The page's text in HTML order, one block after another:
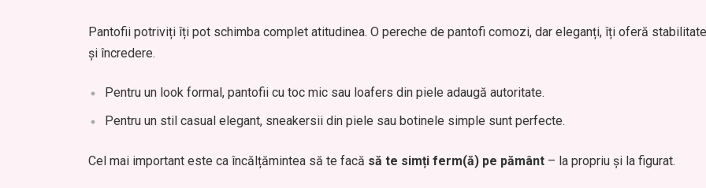
Pantofii potriviți îți pot schimba complet atitudinea. O pereche de pantofi comozi, dar eleganți, îți oferă stabilitate
și încredere.
Pentru un look formal, pantofii cu toc mic sau loafers din piele adaugă autoritate.
Pentru un stil casual elegant, sneakersii din piele sau botinele simple sunt perfecte.
Cel mai important este ca încălțămintea să te facă să te simți ferm(ă) pe pământ – la propriu și la figurat.